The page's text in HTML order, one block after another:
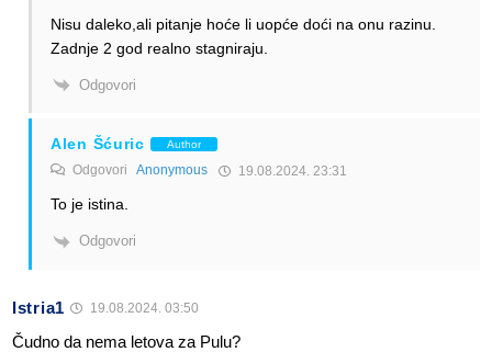
Nisu daleko,ali pitanje hoće li uopće doći na onu razinu.
Zadnje 2 god realno stagniraju.
Odgovori
Alen Šćuric Author
Odgovori Anonymous 19.08.2024. 23:31
To je istina.
Odgovori
Istria1 19.08.2024. 03:50
Čudno da nema letova za Pulu?